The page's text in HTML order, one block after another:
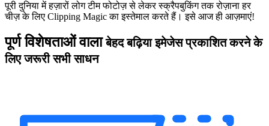
पूरी दुनिया में हज़ारों लोग टीम फोटोज़ से लेकर स्क्रैपबुकिंग तक रोज़ाना हर
चीज़ के लिए Clipping Magic का इस्तेमाल करते हैं। इसे आज ही आज़माएं!
पूर्ण विशेषताओं वालाबेहद बढ़िया इमेजेस प्रकाशित करने के
लिए जरूरी सभी साधन